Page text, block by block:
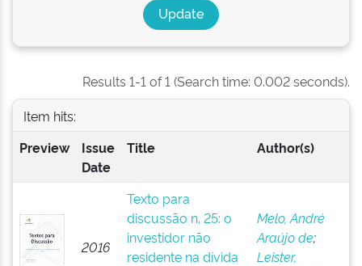
Results 1-1 of 1 (Search time: 0.002 seconds).
Item hits:
Preview
Issue
Date
Title Author(s)
2016
Texto para
discussão n. 25: o
investidor não
residente na dívida
Melo, André
Araújo de;
Leister,